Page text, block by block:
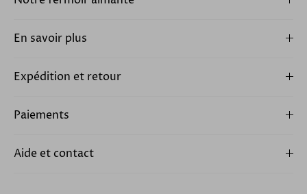
En savoir plus
Expédition et retour
Paiements
Aide et contact